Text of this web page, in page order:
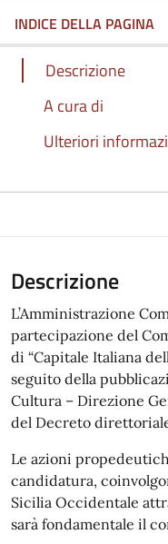
INDICE DELLA PAGINA
Descrizione
A cura di
Ulteriori
Descrizione
L’Amministrazione
partecipazione del
di “Capitale Italiana
seguito della
Cultura – Direzione
del Decreto
Le azioni
candidatura,
Sicilia Occidentale
sarà fondamentale il